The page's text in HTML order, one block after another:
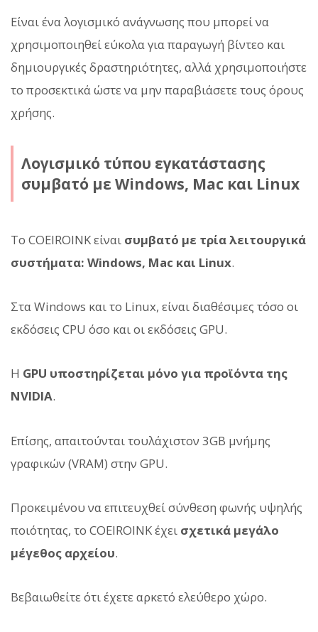
Είναι ένα λογισμικό ανάγνωσης που μπορεί να
χρησιμοποιηθεί εύκολα για παραγωγή βίντεο και
δημιουργικές δραστηριότητες, αλλά χρησιμοποιήστε
το προσεκτικά ώστε να μην παραβιάσετε τους όρους
χρήσης.
Λογισμικό τύπου εγκατάστασης
συμβατό με Windows, Mac και Linux
Το COEIROINK είναι συμβατό με τρία λειτουργικά
συστήματα: Windows, Mac και Linux.
Στα Windows και το Linux, είναι διαθέσιμες τόσο οι
εκδόσεις CPU όσο και οι εκδόσεις GPU.
Η GPU υποστηρίζεται μόνο για προϊόντα της
NVIDIA.
Επίσης, απαιτούνται τουλάχιστον 3GB μνήμης
γραφικών (VRAM) στην GPU.
Προκειμένου να επιτευχθεί σύνθεση φωνής υψηλής
ποιότητας, το COEIROINK έχει σχετικά μεγάλο
μέγεθος αρχείου.
Βεβαιωθείτε ότι έχετε αρκετό ελεύθερο χώρο.